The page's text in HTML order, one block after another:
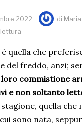
2022 di
è quella che
del freddo, anzi;
commistione
e non soltanto
quella che
sono nata,